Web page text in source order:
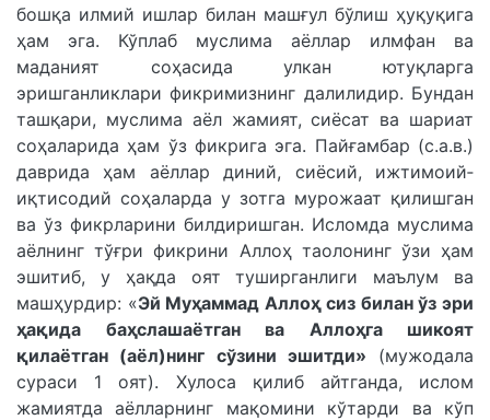
бошқа илмий ишлар билан машғул бўлиш ҳуқуқига
ҳам эга. Кўплаб муслима аёллар илм­фан ва
маданият соҳасида улкан ютуқларга
эришганликлари фикримизнинг далилидир. Бундан
ташқари, муслима аёл жамият, сиёсат ва шариат
соҳаларида ҳам ўз фикрига эга. Пайғамбар (с.а.в.)
даврида ҳам аёллар диний, сиёсий, ижтимоий­
иқтисодий соҳаларда у зотга мурожаат қилишган
ва ўз фикрларини билдиришган. Исломда муслима
аёлнинг тўғри фикрини Аллоҳ таолонинг ўзи ҳам
эшитиб, у ҳақда оят туширганлиги маълум ва
машҳурдир: «Эй Муҳаммад Аллоҳ сиз билан ўз эри
ҳақида баҳслашаётган ва Аллоҳга шикоят
қилаётган (аёл)нинг сўзини эшитди» (мужодала
сураси 1 оят). Хулоса қилиб айтганда, ислом
жамиятда аёлларнинг мақомини кўтарди ва кўп